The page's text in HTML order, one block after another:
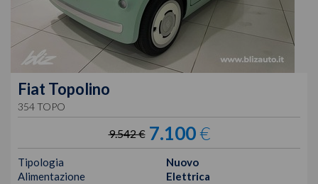
Fiat Topolino
354 TOPO
9.542 € 7.100€
Tipologia
Nuovo
Alimentazione
Elettrica